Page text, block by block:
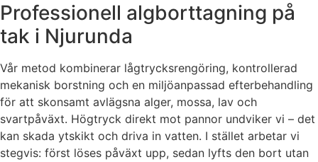
Professionell algborttagning på
tak i Njurunda
Vår metod kombinerar lågtrycksrengöring, kontrollerad
mekanisk borstning och en miljöanpassad efterbehandling
för att skonsamt avlägsna alger, mossa, lav och
svartpåväxt. Högtryck direkt mot pannor undviker vi – det
kan skada ytskikt och driva in vatten. I stället arbetar vi
stegvis: först löses påväxt upp, sedan lyfts den bort utan